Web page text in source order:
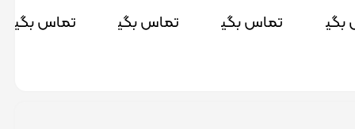
t440تماس بگیرید تماس بگیرید تماس